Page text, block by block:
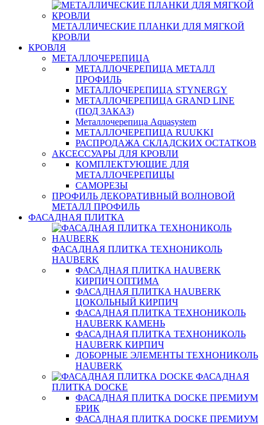
МЕТАЛЛИЧЕСКИЕ ПЛАНКИ ДЛЯ МЯГКОЙ
КРОВЛИ
КРОВЛЯ
МЕТАЛЛОЧЕРЕПИЦА
МЕТАЛЛОЧЕРЕПИЦА МЕТАЛЛ
ПРОФИЛЬ
МЕТАЛЛОЧЕРЕПИЦА STYNERGY
МЕТАЛЛОЧЕРЕПИЦА GRAND LINE
(ПОД ЗАКАЗ)
Металлочерепица Aquasystem
МЕТАЛЛОЧЕРЕПИЦА RUUKKI
РАСПРОДАЖА СКЛАДСКИХ ОСТАТКОВ
АКСЕССУАРЫ ДЛЯ КРОВЛИ
КОМПЛЕКТУЮЩИЕ ДЛЯ
МЕТАЛЛОЧЕРЕПИЦЫ
САМОРЕЗЫ
ПРОФИЛЬ ДЕКОРАТИВНЫЙ ВОЛНОВОЙ
МЕТАЛЛ ПРОФИЛЬ
ФАСАДНАЯ ПЛИТКА
ФАСАДНАЯ ПЛИТКА ТЕХНОНИКОЛЬ
HAUBERK
ФАСАДНАЯ ПЛИТКА HAUBERK
КИРПИЧ ОПТИМА
ФАСАДНАЯ ПЛИТКА HAUBERK
ЦОКОЛЬНЫЙ КИРПИЧ
ФАСАДНАЯ ПЛИТКА ТЕХНОНИКОЛЬ
HAUBERK КАМЕНЬ
ФАСАДНАЯ ПЛИТКА ТЕХНОНИКОЛЬ
HAUBERK КИРПИЧ
ДОБОРНЫЕ ЭЛЕМЕНТЫ ТЕХНОНИКОЛЬ
HAUBERK
ФАСАДНАЯ
ПЛИТКА DOCKE
ФАСАДНАЯ ПЛИТКА DOCKE ПРЕМИУМ
БРИК
ФАСАДНАЯ ПЛИТКА DOCKE ПРЕМИУМ